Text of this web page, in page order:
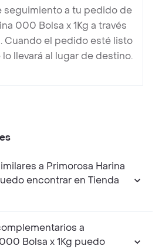
seguimiento a tu pedido de
000 Bolsa x 1Kg a través
Cuando el pedido esté listo
llevará al lugar de destino.
a Primorosa Harina
encontrar en Tienda
a
Bolsa x 1Kg puedo